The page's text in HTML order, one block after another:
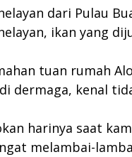
dari Pulau
ikan yang
tuan rumah
dermaga, kenal
harinya saat
melambai-